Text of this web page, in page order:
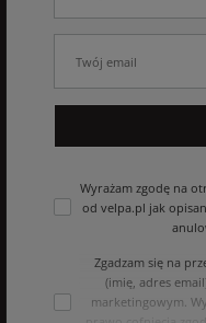
Wyrażam zgodę na
od velpa.pl jak
Zgadzam się na
(imię, adres
marketingowym.